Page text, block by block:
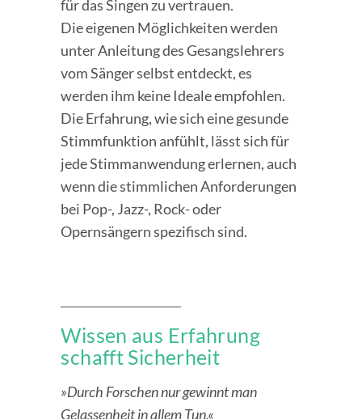
für das Singen zu vertrauen.
Die eigenen Möglichkeiten werden
unter Anleitung des Gesangslehrers
vom Sänger selbst entdeckt, es
werden ihm keine Ideale empfohlen.
Die Erfahrung, wie sich eine gesunde
Stimmfunktion anfühlt, lässt sich für
jede Stimmanwendung erlernen, auch
wenn die stimmlichen Anforderungen
bei Pop-, Jazz-, Rock- oder
Opernsängern spezifisch sind.
Wissen aus Erfahrung
schafft Sicherheit
»Durch Forschen nur gewinnt man
Gelassenheit in allem Tun.«